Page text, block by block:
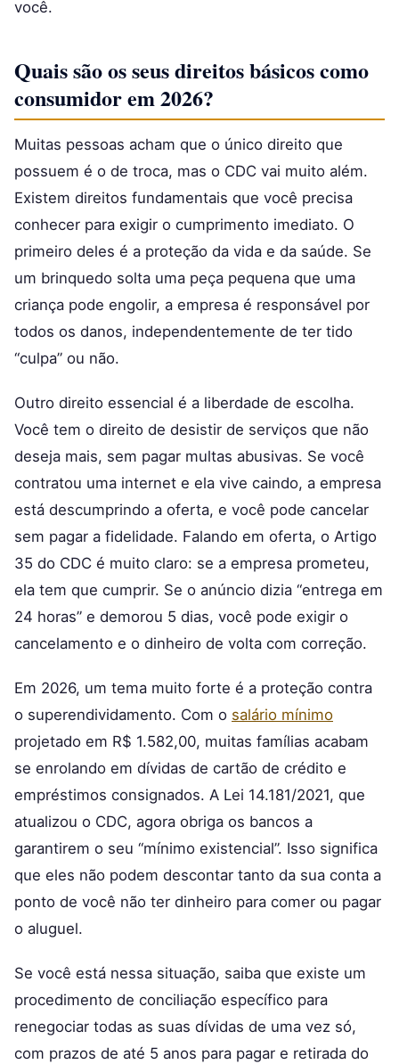
você.
Quais são os seus direitos básicos como
consumidor em 2026?
Muitas pessoas acham que o único direito que
possuem é o de troca, mas o CDC vai muito além.
Existem direitos fundamentais que você precisa
conhecer para exigir o cumprimento imediato. O
primeiro deles é a proteção da vida e da saúde. Se
um brinquedo solta uma peça pequena que uma
criança pode engolir, a empresa é responsável por
todos os danos, independentemente de ter tido
“culpa” ou não.
Outro direito essencial é a liberdade de escolha.
Você tem o direito de desistir de serviços que não
deseja mais, sem pagar multas abusivas. Se você
contratou uma internet e ela vive caindo, a empresa
está descumprindo a oferta, e você pode cancelar
sem pagar a fidelidade. Falando em oferta, o Artigo
35 do CDC é muito claro: se a empresa prometeu,
ela tem que cumprir. Se o anúncio dizia “entrega em
24 horas” e demorou 5 dias, você pode exigir o
cancelamento e o dinheiro de volta com correção.
Em 2026, um tema muito forte é a proteção contra
o superendividamento. Com o salário mínimo
projetado em R$ 1.582,00, muitas famílias acabam
se enrolando em dívidas de cartão de crédito e
empréstimos consignados. A Lei 14.181/2021, que
atualizou o CDC, agora obriga os bancos a
garantirem o seu “mínimo existencial”. Isso significa
que eles não podem descontar tanto da sua conta a
ponto de você não ter dinheiro para comer ou pagar
o aluguel.
Se você está nessa situação, saiba que existe um
procedimento de conciliação específico para
renegociar todas as suas dívidas de uma vez só,
com prazos de até 5 anos para pagar e retirada do